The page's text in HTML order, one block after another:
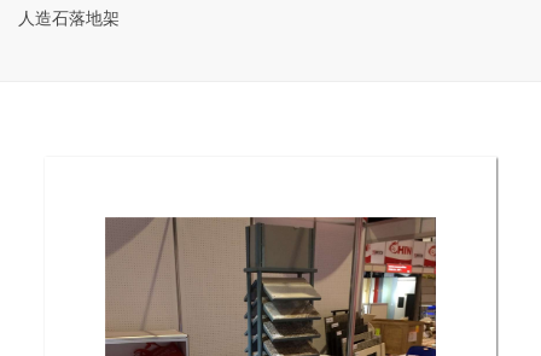
人造石落地架